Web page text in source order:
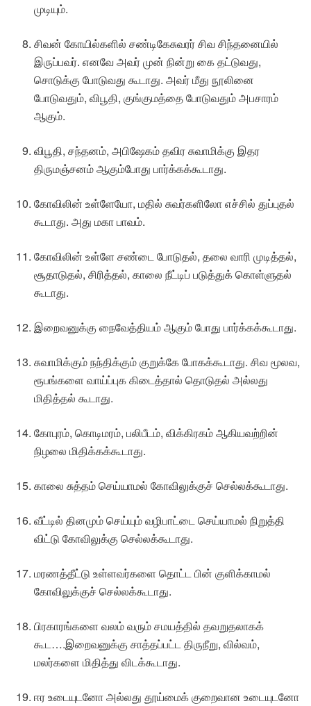
முடியும்.
சிவன் கோயில்களில் சண்டிகேசுவரர் சிவ சிந்தனையில்
இருப்பவர். எனவே அவர் முன் நின்று கை தட்டுவது,
சொடுக்கு போடுவது கூடாது. அவர் மீது நூலினை
போடுவதும், விபூதி, குங்குமத்தை போடுவதும் அபசாரம்
ஆகும்.
விபூதி, சந்தனம், அபிஷேகம் தவிர சுவாமிக்கு இதர
திருமஞ்சனம் ஆகும்போது பார்க்கக்கூடாது.
கோவிலின் உள்ளேயோ, மதில் சுவர்களிலோ எச்சில் துப்புதல்
கூடாது. அது மகா பாவம்.
கோவிலின் உள்ளே சண்டை போடுதல், தலை வாரி முடித்தல்,
சூதாடுதல், சிரித்தல், காலை நீட்டிப் படுத்துக் கொள்ளுதல்
கூடாது.
இறைவனுக்கு நைவேத்தியம் ஆகும் போது பார்க்கக்கூடாது.
சுவாமிக்கும் நந்திக்கும் குறுக்கே போகக்கூடாது. சிவ மூலவ,
ரூபங்களை வாய்ப்புக கிடைத்தால் தொடுதல் அல்லது
மிதித்தல் கூடாது.
கோபுரம், கொடிமரம், பலிபீடம், விக்கிரகம் ஆகியவற்றின்
நிழலை மிதிக்கக்கூடாது.
காலை சுத்தம் செய்யாமல் கோவிலுக்குச் செல்லக்கூடாது.
வீட்டில் தினமும் செய்யும் வழிபாட்டை செய்யாமல் நிறுத்தி
விட்டு கோவிலுக்கு செல்லக்கூடாது.
மரணத்தீட்டு உள்ளவர்களை தொட்ட பின் குளிக்காமல்
கோவிலுக்குச் செல்லக்கூடாது.
பிரகாரங்களை வலம் வரும் சமயத்தில் தவறுதலாகக்
கூட….இறைவனுக்கு சாத்தப்பட்ட திருநீறு, வில்வம்,
மலர்களை மிதித்து விடக்கூடாது.
ஈர உடையுடனோ அல்லது தூய்மைக் குறைவான உடையுடனோ